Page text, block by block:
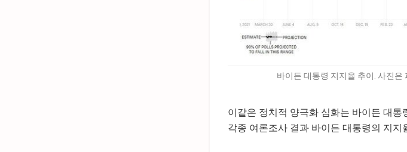
바이든 대통령 지지율 추이. 사진은
이같은 정치적 양극화 심화는 바이든 대
각종 여론조사 결과 바이든 대통령의 지